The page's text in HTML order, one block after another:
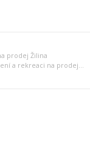
prodej Žilina
Jiný objekt k bydlení a rekreaci na prodej Žilina